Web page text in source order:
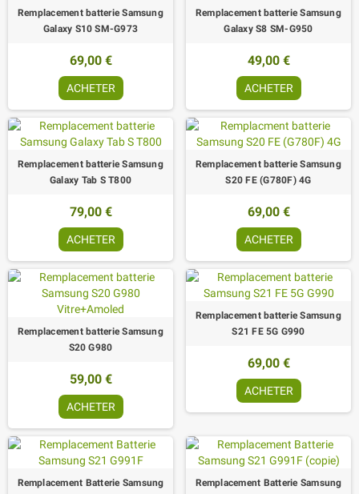
Remplacement batterie Samsung
Galaxy S10 SM-G973
69,00 €
ACHETER
Remplacement batterie Samsung
Galaxy S8 SM-G950
49,00 €
ACHETER
Remplacement batterie Samsung
Galaxy Tab S T800
79,00 €
ACHETER
Remplacement batterie Samsung
S20 FE (G780F) 4G
69,00 €
ACHETER
Remplacement batterie Samsung
S20 G980
59,00 €
ACHETER
Remplacement batterie Samsung
S21 FE 5G G990
69,00 €
ACHETER
Remplacement Batterie Samsung
Remplacement Batterie Samsung